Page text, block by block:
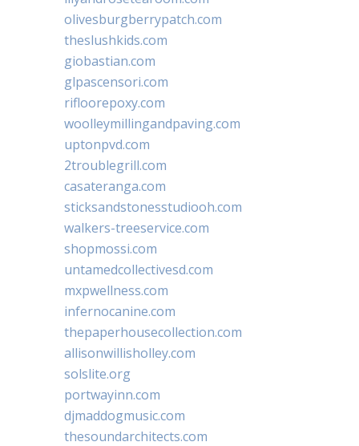
olivesburgberrypatch.com
theslushkids.com
giobastian.com
glpascensori.com
rifloorepoxy.com
woolleymillingandpaving.com
uptonpvd.com
2troublegrill.com
casateranga.com
sticksandstonesstudiooh.com
walkers-treeservice.com
shopmossi.com
untamedcollectivesd.com
mxpwellness.com
infernocanine.com
thepaperhousecollection.com
allisonwillisholley.com
solslite.org
portwayinn.com
djmaddogmusic.com
thesoundarchitects.com